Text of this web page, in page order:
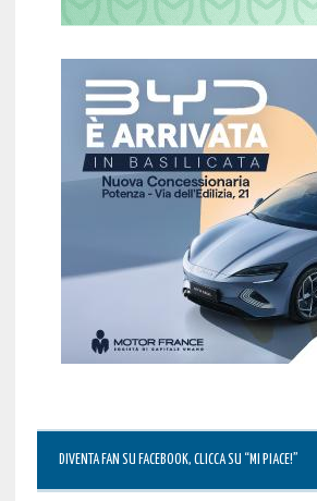
DIVENTA FAN SU FACEBOOK, CLICCA SU “MI PIACE!”